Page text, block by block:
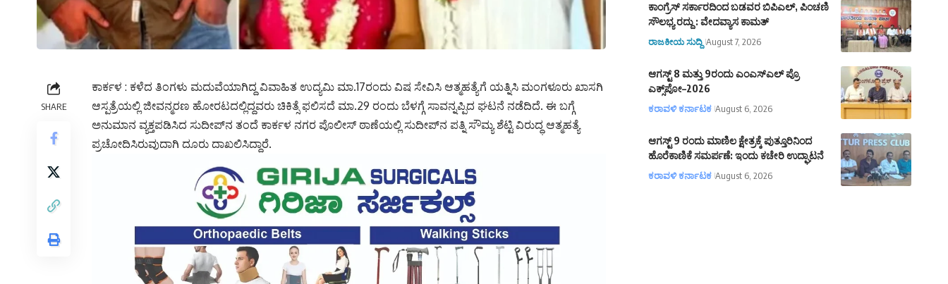
SHARE
ಕಾರ್ಕಳ : ಕಳೆದ ತಿಂಗಳು ಮದುವೆಯಾಗಿದ್ದ ವಿವಾಹಿತ ಉದ್ಯಮಿ ಮಾ.17ರಂದು ವಿಷ ಸೇವಿಸಿ ಆತ್ಮಹತ್ಯೆಗೆ ಯತ್ನಿಸಿ ಮಂಗಳೂರು ಖಾಸಗಿ
ಆಸ್ಪತ್ರೆಯಲ್ಲಿ ಜೀವನ್ಮರಣ ಹೋರಟದಲ್ಲಿದ್ದವರು ಚಿಕಿತ್ಸೆ ಫಲಿಸದೆ ಮಾ.29 ರಂದು ಬೆಳಗ್ಗೆ ಸಾವನ್ನಪ್ಪಿದ ಘಟನೆ ನಡೆದಿದೆ. ಈ ಬಗ್ಗೆ
ಅನುಮಾನ ವ್ಯಕ್ತಪಡಿಸಿದ ಸುದೀಪ್‌ನ ತಂದೆ ಕಾರ್ಕಳ ನಗರ ಪೊಲೀಸ್‌ ಠಾಣೆಯಲ್ಲಿ ಸುದೀಪ್‌ನ ಪತ್ನಿ ಸೌಮ್ಯ ಶೆಟ್ಟಿ ವಿರುದ್ಧ ಆತ್ಮಹತ್ಯೆ
ಪ್ರಚೋದಿಸಿರುವುದಾಗಿ ದೂರು ದಾಖಲಿಸಿದ್ದಾರೆ.
ಕಾಂಗ್ರೆಸ್ ಸರ್ಕಾರದಿಂದ ಬಡವರ ಬಿಪಿಎಲ್, ಪಿಂಚಣಿ
ಸೌಲಭ್ಯ ರದ್ದು : ವೇದವ್ಯಾಸ ಕಾಮತ್
ರಾಜಕೀಯ ಸುದ್ದಿ August 7, 2026
ಆಗಸ್ಟ್‌ 8 ಮತ್ತು 9ರಂದು ಎಂಎಸ್‌ಎಲ್ ಪ್ರೊ
ಎಕ್ಸ್‌ಪೋ–2026
ಕರಾವಳಿ ಕರ್ನಾಟಕ August 6, 2026
ಆಗಸ್ಟ್ 9 ರಂದು ಮಾಣಿಲ ಕ್ಷೇತ್ರಕ್ಕೆ ಪುತ್ತೂರಿನಿಂದ
ಹೊರೆಕಾಣಿಕೆ ಸಮರ್ಪಣೆ: ಇಂದು ಕಚೇರಿ ಉದ್ಘಾಟನೆ
ಕರಾವಳಿ ಕರ್ನಾಟಕ August 6, 2026